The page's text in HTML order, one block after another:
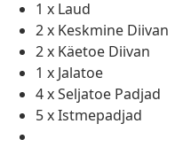
1 x Laud
2 x Keskmine Diivan
2 x Käetoe Diivan
1 x Jalatoe
4 x Seljatoe Padjad
5 x Istmepadjad